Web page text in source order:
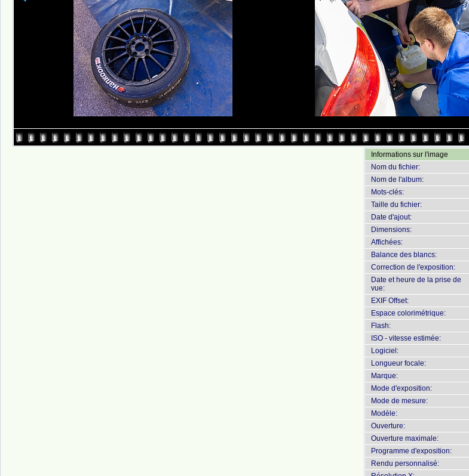
Informations sur l'image
Nom du fichier:
Nom de l'album:
Mots-clés:
Taille du fichier:
Date d'ajout:
Dimensions:
Affichées:
Balance des blancs:
Correction de l'exposition:
Date et heure de la prise de
vue:
EXIF Offset:
Espace colorimétrique:
Flash:
ISO - vitesse estimée:
Logiciel:
Longueur focale:
Marque:
Mode d'exposition:
Mode de mesure:
Modèle:
Ouverture:
Ouverture maximale:
Programme d'exposition:
Rendu personnalisé: